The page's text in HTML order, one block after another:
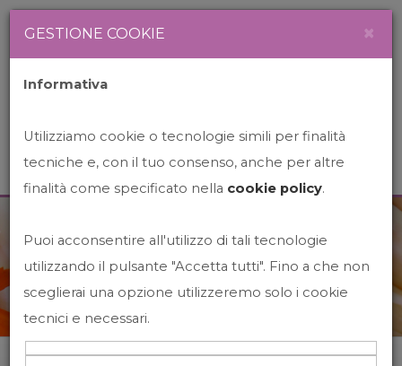
News&Events
Home News&events
GESTIONE COOKIE ×
Informativa
Utilizziamo cookie o tecnologie simili per finalità
tecniche e, con il tuo consenso, anche per altre
finalità come specificato nella cookie policy.
Puoi acconsentire all'utilizzo di tali tecnologie
utilizzando il pulsante "Accetta tutti". Fino a che non
sceglierai una opzione utilizzeremo solo i cookie
tecnici e necessari.